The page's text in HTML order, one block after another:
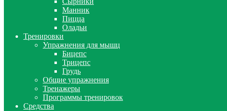
Манник
Пицца
Оладьи
Тренировки
Упражнения для мышц
Бицепс
Трицепс
Грудь
Общие упражнения
Тренажеры
Программы тренировок
Средства